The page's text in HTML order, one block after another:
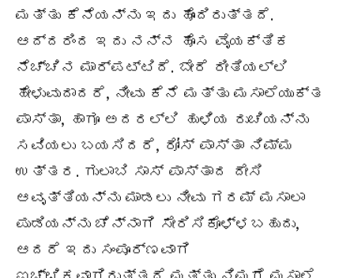
ಮತ್ತು ಕೆನೆಯನ್ನು ಇದು ಹೊಂದಿರುತ್ತದೆ.
ಆದ್ದರಿಂದ ಇದು ನನ್ನ ಹೊಸ ವೈಯಕ್ತಿಕ
ನೆಚ್ಚಿನ ಮಾರ್ಪಟ್ಟಿದೆ. ಬೇರೆ ರೀತಿಯಲ್ಲಿ
ಹೇಳುವುದಾದರೆ, ನೀವು ಕೆನೆ ಮತ್ತು ಮಸಾಲೆಯುಕ್ತ
ಪಾಸ್ತಾ, ಹಾಗೂ ಅದರಲ್ಲಿ ಹುಳಿಯ ರುಚಿಯನ್ನು
ಸವಿಯಲು ಬಯಸಿದರೆ, ರೋಸ್ ಪಾಸ್ತಾ ನಿಮ್ಮ
ಉತ್ತರ. ಗುಲಾಬಿ ಸಾಸ್ ಪಾಸ್ತಾದ ದೇಸಿ
ಆವೃತ್ತಿಯನ್ನು ಮಾಡಲು ನೀವು ಗರಮ್ ಮಸಾಲಾ
ಪುಡಿಯನ್ನು ಚೆನ್ನಾಗಿ ಸೇರಿಸಿಕೊಳ್ಳಬಹುದು,
ಆದರೆ ಇದು ಸಂಪೂರ್ಣವಾಗಿ